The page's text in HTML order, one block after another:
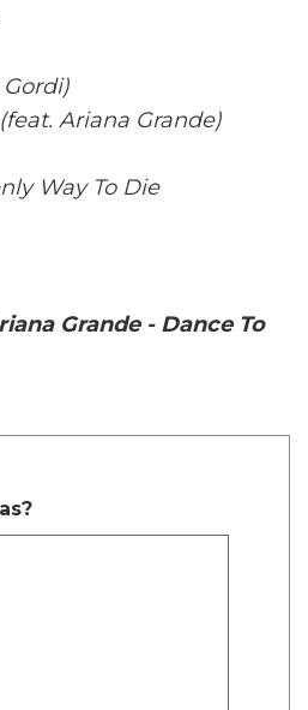
Ariana Grande)
Way To Die
Grande - Dance To